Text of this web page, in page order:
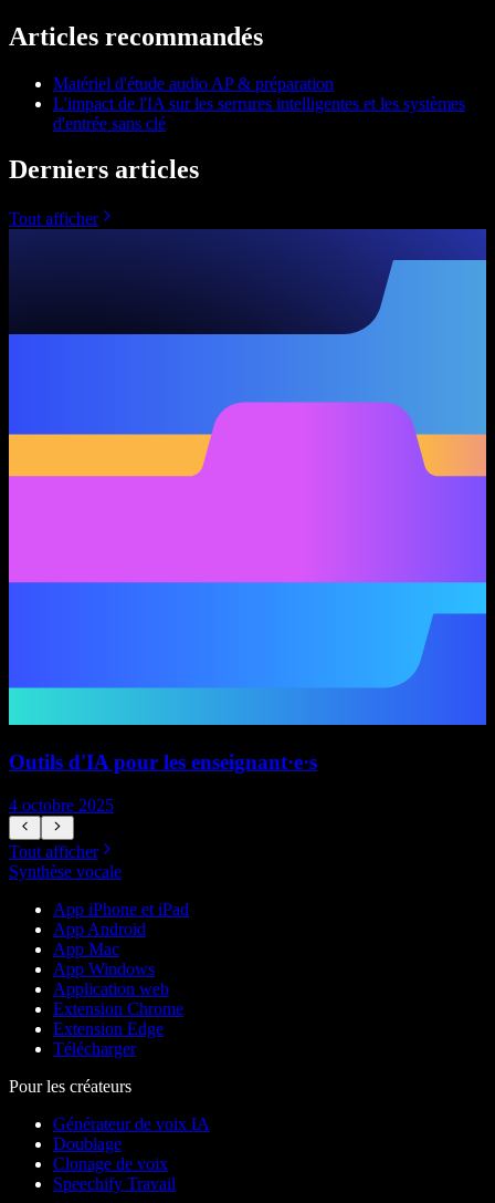
Articles recommandés
Matériel d'étude audio AP & préparation
L'impact de l'IA sur les serrures intelligentes et les systèmes
d'entrée sans clé
Derniers articles
Tout afficher
Outils d'IA pour les enseignant·e·s
4 octobre 2025
Tout afficher
Synthèse vocale
App iPhone et iPad
App Android
App Mac
App Windows
Application web
Extension Chrome
Extension Edge
Télécharger
Pour les créateurs
Générateur de voix IA
Doublage
Clonage de voix
Speechify Travail